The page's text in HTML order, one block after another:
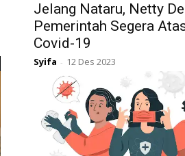
Jelang Nataru, Netty
Pemerintah Segera
Covid-19
Syifa - 12 Des 2023